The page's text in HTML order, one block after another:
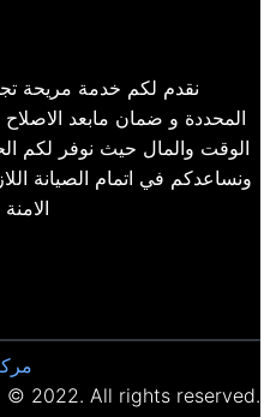
نقدم لكم خدمة مريحة
المحددة و ضمان مابعد الاصلاح
الوقت والمال حيث نوفر لكم
ونساعدكم في اتمام الصيانة
© 2022. All rights reserved.